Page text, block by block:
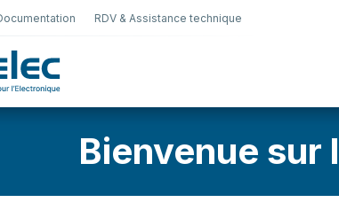
RDV & Assistance technique
Bienvenue sur